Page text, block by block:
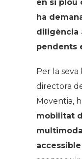
en si plou
ha
diligència
pendents
Per la seva
directora
Moventia,
mobilitat